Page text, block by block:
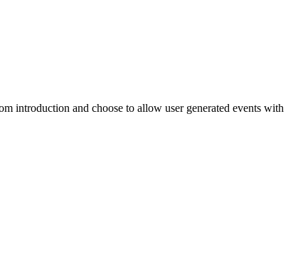
introduction and choose to allow user generated events with